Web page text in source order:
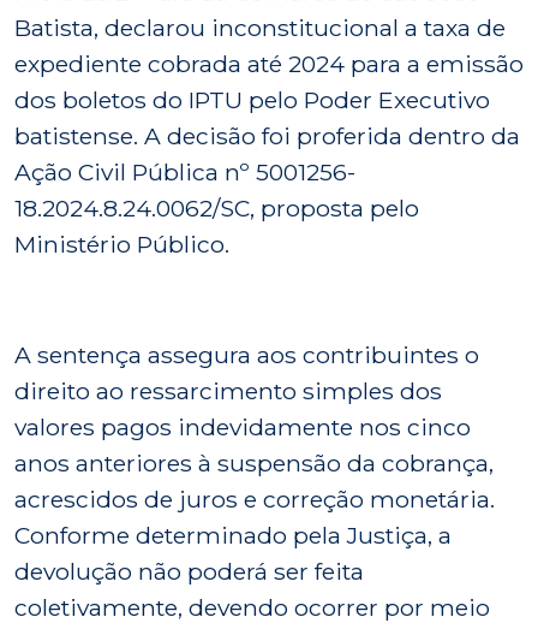
Batista, declarou inconstitucional a taxa de
expediente cobrada até 2024 para a emissão
dos boletos do IPTU pelo Poder Executivo
batistense. A decisão foi proferida dentro da
Ação Civil Pública nº 5001256-
18.2024.8.24.0062/SC, proposta pelo
Ministério Público.
A sentença assegura aos contribuintes o
direito ao ressarcimento simples dos
valores pagos indevidamente nos cinco
anos anteriores à suspensão da cobrança,
acrescidos de juros e correção monetária.
Conforme determinado pela Justiça, a
devolução não poderá ser feita
coletivamente, devendo ocorrer por meio